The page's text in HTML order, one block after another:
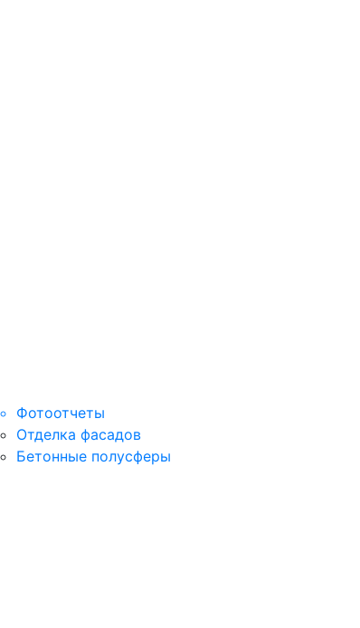
Фотоотчеты
Отделка фасадов
Бетонные полусферы